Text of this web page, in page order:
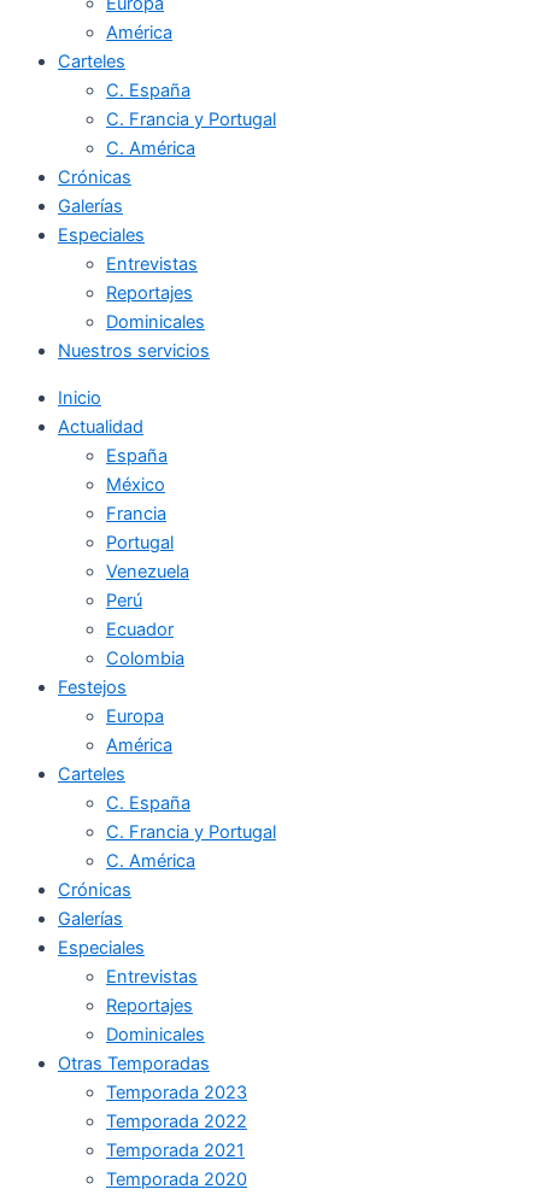
América
Carteles
C. España
C. Francia y Portugal
C. América
Crónicas
Galerías
Especiales
Entrevistas
Reportajes
Dominicales
Nuestros servicios
Inicio
Actualidad
España
México
Francia
Portugal
Venezuela
Perú
Ecuador
Colombia
Festejos
Europa
América
Carteles
C. España
C. Francia y Portugal
C. América
Crónicas
Galerías
Especiales
Entrevistas
Reportajes
Dominicales
Otras Temporadas
Temporada 2023
Temporada 2022
Temporada 2021
Temporada 2020